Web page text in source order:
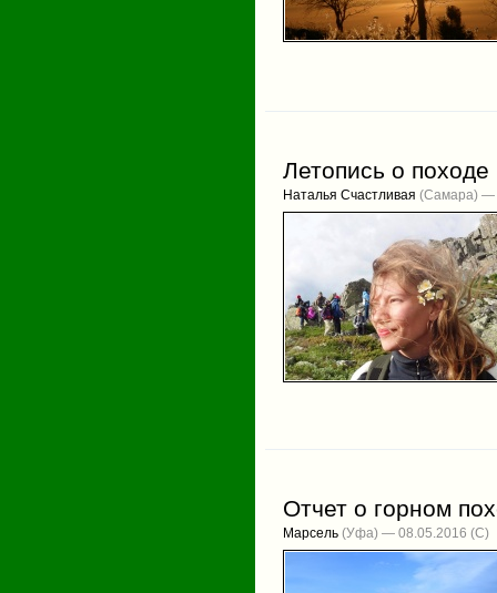
Летопись о
Наталья Счастливая (Самара) —
Отчет о горном
Марсель (Уфа) — 08.05.2016